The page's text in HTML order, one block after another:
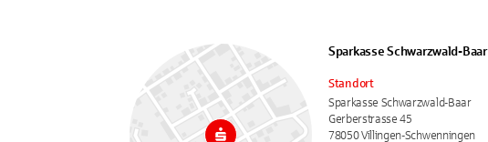
Sparkasse Schwarzwald-Baar
Standort
Sparkasse Schwarzwald-Baar
Gerberstrasse 45
78050 Villingen-Schwenningen